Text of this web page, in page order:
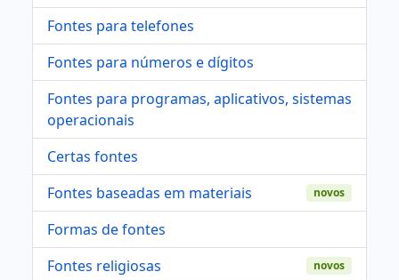
Fontes para telefones
Fontes para números e dígitos
Fontes para programas, aplicativos, sistemas
operacionais
Certas fontes
Fontes baseadas em materiais
novos
Formas de fontes
Fontes religiosas
novos